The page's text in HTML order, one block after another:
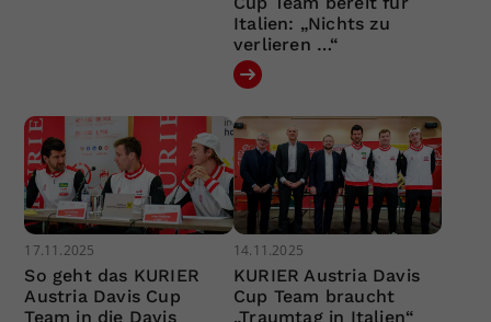
Italien: „Nichts zu
verlieren …“
17.11.2025
So geht das KURIER
Austria Davis Cup
Team in die Davis
14.11.2025
KURIER Austria Davis
Cup Team braucht
„Traumtag in Italien“